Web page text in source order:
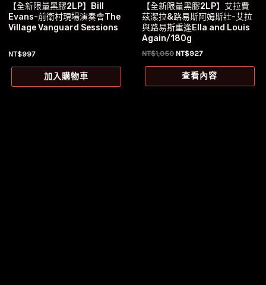
【全新限量黑膠2LP】Bill
Evans-前衛村現場演奏會The
Village Vanguard Sessions
NT$997
加入購物車
【全新限量黑膠2LP】艾拉費
茲潔拉&路易斯阿姆斯壯-艾拉
與路易斯重逢Ella and Louis
Again/180g
NT$1,050 原
價
格：
NT$927目
價
格：
查看內容